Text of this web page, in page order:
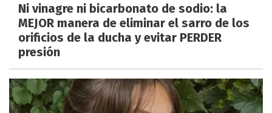
Ni vinagre ni bicarbonato de sodio: la
MEJOR manera de eliminar el sarro de los
orificios de la ducha y evitar PERDER
presión